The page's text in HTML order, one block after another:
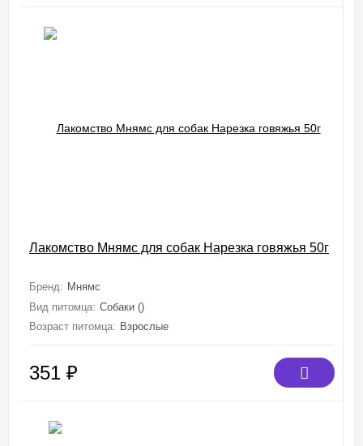
Лакомство Мнямс для собак Нарезка говяжья 50г
Бренд: Мнямс
Вид питомца: Собаки ()
Возраст питомца: Взрослые
351 ₽